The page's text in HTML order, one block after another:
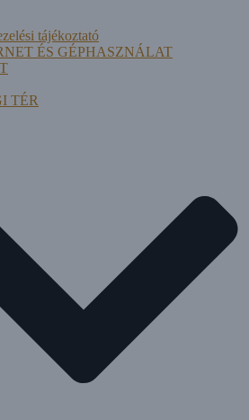
tájékoztató
ÉS GÉPHASZNÁLAT
TÉR